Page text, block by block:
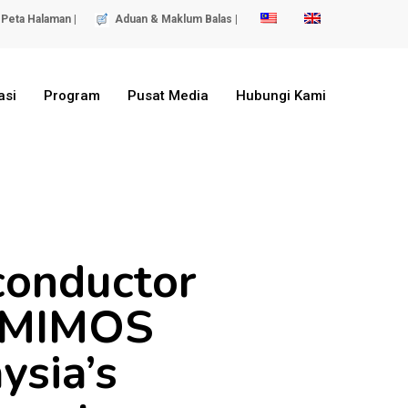
Peta Halaman | Aduan & Maklum Balas |
Program Pusat Media Hubungi Kami